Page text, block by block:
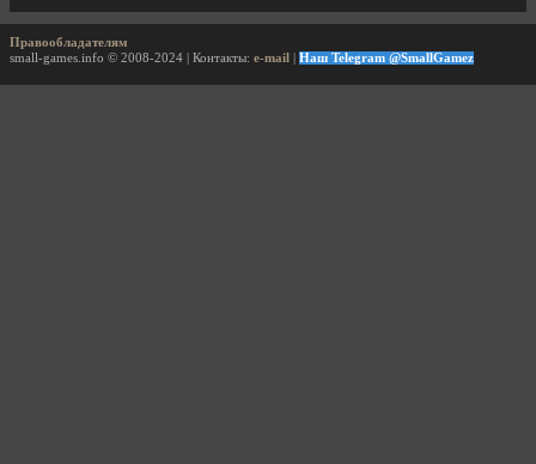
Правообладателям
small-games.info © 2008-2024 | Контакты: e-mail Наш Telegram @SmallGamez